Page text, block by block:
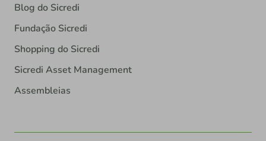
Blog do Sicredi
Fundação Sicredi
Shopping do Sicredi
Sicredi Asset Management
Assembleias